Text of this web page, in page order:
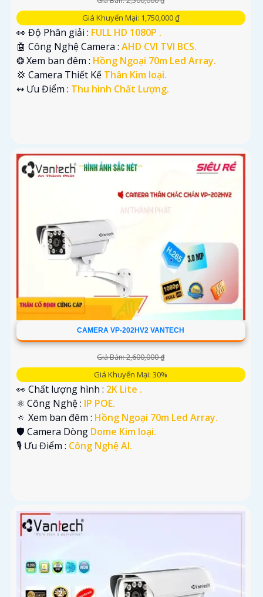
Giá Khuyến Mại: 1,750,000 ₫
👀 Độ Phân giải : FULL HD 1080P .
🤖️ Công Nghệ Camera : AHD CVI TVI BCS.
❂ Xem ban đêm : Hồng Ngoại 70m Led Array.
💢 Camera Thiết Kế Thân Kim loại.
️↭ Ưu Điểm : Thu hình Chất Lượng.
CAMERA VP-202HV2 VANTECH
Giá Bán: 2,600,000 ₫
Giá Khuyến Mại: 30%
👀 Chất lượng hình : 2K Lite .
⚛️ Công Nghệ : IP POE.
🔅 Xem ban đêm : Hồng Ngoại 70m Led Array.
🛡 Camera Dòng Dome Kim loại.
️🎙 Ưu Điểm : Công Nghệ AI.